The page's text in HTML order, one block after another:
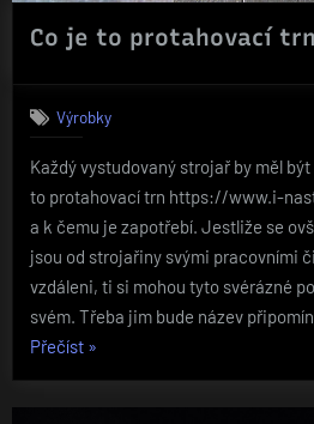
Co je to protahovací
Výrobky
Každý vystudovaný strojař by měl
to protahovací trn https://www.i-
a k čemu je zapotřebí. Jestliže se
jsou od strojařiny svými pracovními
vzdáleni, ti si mohou tyto svérázné
svém. Třeba jim bude název
Přečíst„Co
to
»